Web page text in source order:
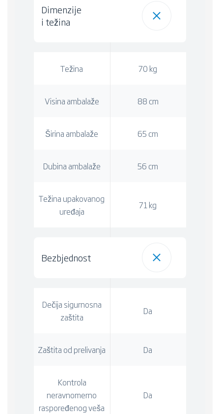
Dimenzije
i težina
Težina 70 kg
Visina ambalaže 88 cm
Širina ambalaže 65 cm
Dubina ambalaže 56 cm
Težina upakovanog
uređaja
71 kg
Bezbjednost
Dečija sigurnosna
zaštita
Da
Zaštita od prelivanja Da
Kontrola
neravnomerno
raspoređenog veša
Da